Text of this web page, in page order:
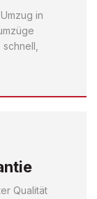
in
Qualität